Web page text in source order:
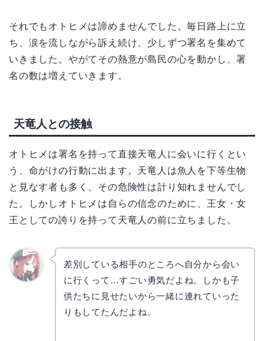
それでもオトヒメは諦めませんでした。毎日路上に立
ち、涙を流しながら訴え続け、少しずつ署名を集めて
いきました。やがてその熱意が島民の心を動かし、署
名の数は増えていきます。
天竜人との接触
オトヒメは署名を持って直接天竜人に会いに行くとい
う、命がけの行動に出ます。天竜人は魚人を下等生物
と見なす者も多く、その危険性は計り知れませんでし
た。しかしオトヒメは自らの信念のために、王女・女
王としての誇りを持って天竜人の前に立ちました。
差別している相手のところへ自分から会い
に行くって…すごい勇気だよね。しかも子
供たちに見せたいから一緒に連れていった
りもしてたんだよね。